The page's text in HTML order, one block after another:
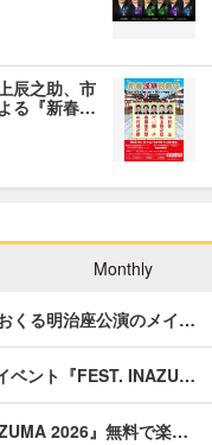
辰之助、市
る『新春…
Monthly
くる明治座公演のメイ…
ベント『FEST. INAZU…
2026』無料で楽…